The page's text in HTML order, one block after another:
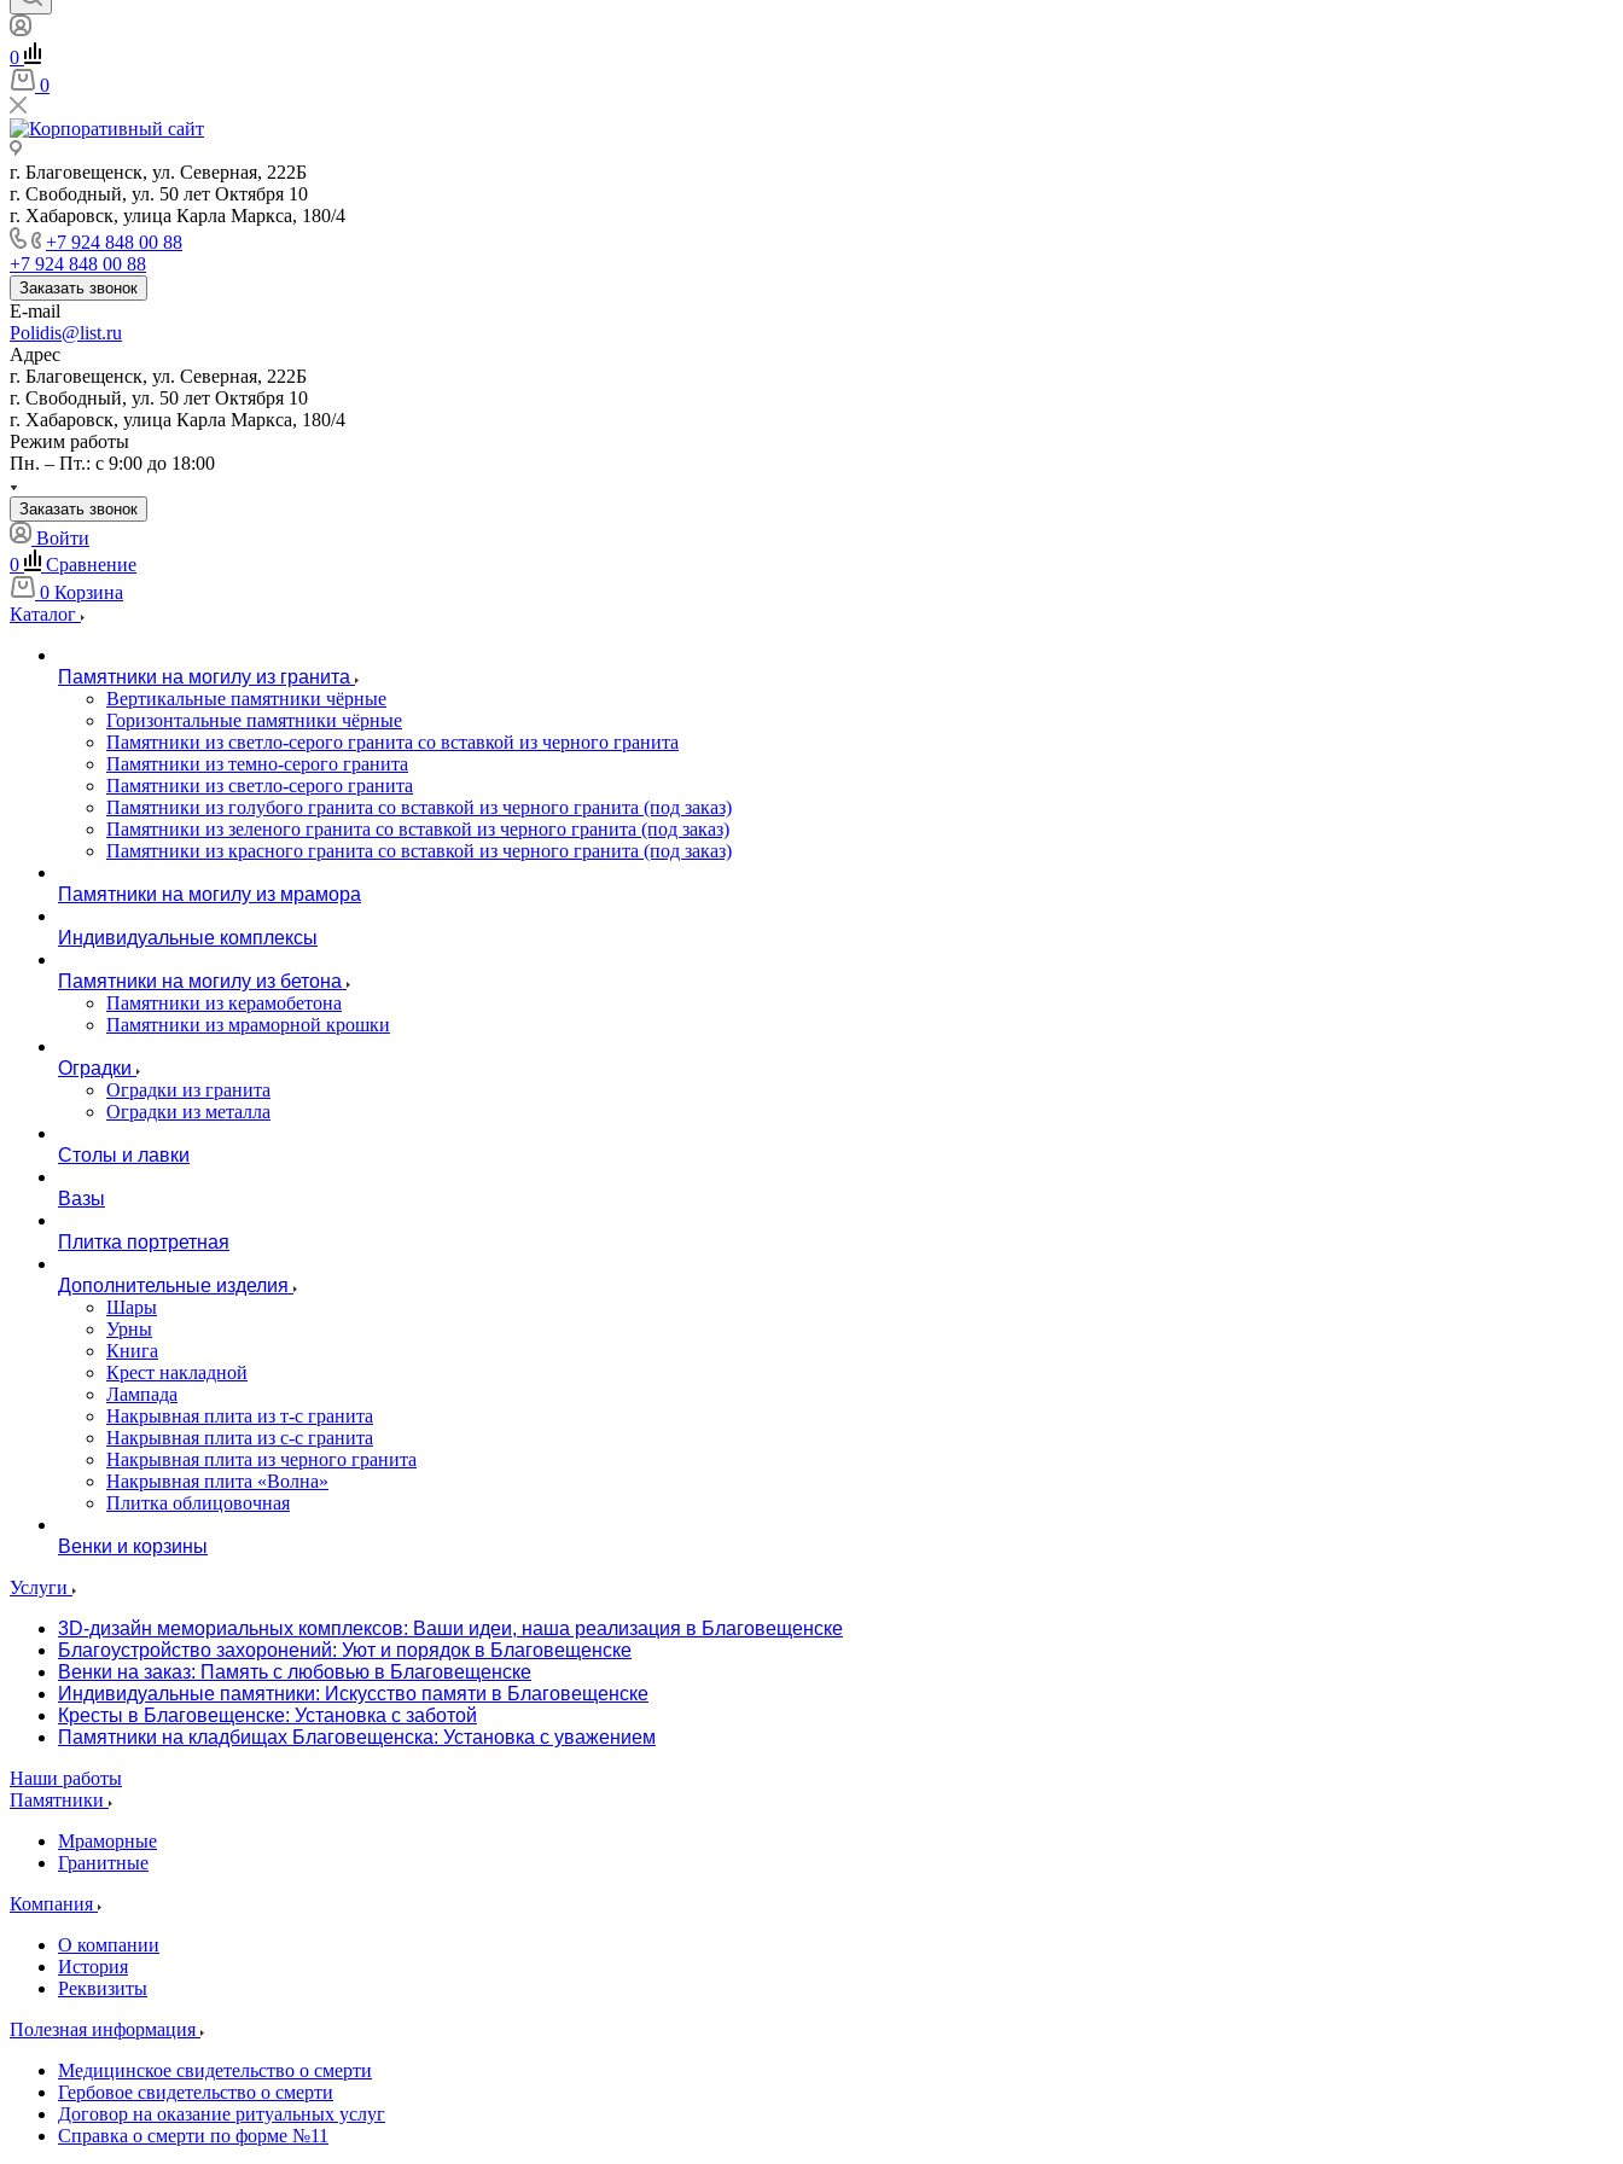
0
0
г. Благовещенск, ул. Северная, 222Б
г. Свободный, ул. 50 лет Октября 10
г. Хабаровск, улица Карла Маркса, 180/4
+7 924 848 00 88
+7 924 848 00 88
Заказать звонок
E-mail
Polidis@list.ru
Адрес
г. Благовещенск, ул. Северная, 222Б
г. Свободный, ул. 50 лет Октября 10
г. Хабаровск, улица Карла Маркса, 180/4
Режим работы
Пн. – Пт.: с 9:00 до 18:00
Заказать звонок
Войти
0
Сравнение
0 Корзина
Каталог
Памятники на могилу из гранита
Вертикальные памятники чёрные
Горизонтальные памятники чёрные
Памятники из светло-серого гранита со вставкой из черного гранита
Памятники из темно-серого гранита
Памятники из светло-серого гранита
Памятники из голубого гранита со вставкой из черного гранита (под заказ)
Памятники из зеленого гранита со вставкой из черного гранита (под заказ)
Памятники из красного гранита со вставкой из черного гранита (под заказ)
Памятники на могилу из мрамора
Индивидуальные комплексы
Памятники на могилу из бетона
Памятники из керамобетона
Памятники из мраморной крошки
Оградки
Оградки из гранита
Оградки из металла
Столы и лавки
Вазы
Плитка портретная
Дополнительные изделия
Шары
Урны
Книга
Крест накладной
Лампада
Накрывная плита из т-с гранита
Накрывная плита из с-с гранита
Накрывная плита из черного гранита
Накрывная плита «Волна»
Плитка облицовочная
Венки и корзины
Услуги
3D-дизайн мемориальных комплексов: Ваши идеи, наша реализация в Благовещенске
Благоустройство захоронений: Уют и порядок в Благовещенске
Венки на заказ: Память с любовью в Благовещенске
Индивидуальные памятники: Искусство памяти в Благовещенске
Кресты в Благовещенске: Установка с заботой
Памятники на кладбищах Благовещенска: Установка с уважением
Наши работы
Памятники
Мраморные
Гранитные
Компания
О компании
История
Реквизиты
Полезная информация
Медицинское свидетельство о смерти
Гербовое свидетельство о смерти
Договор на оказание ритуальных услуг
Справка о смерти по форме №11